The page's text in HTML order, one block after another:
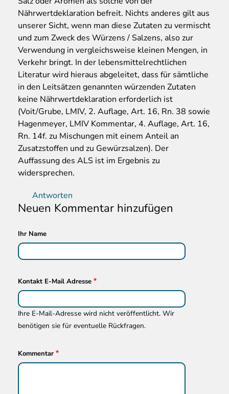
Nährwertdeklaration befreit. Nichts anderes gilt aus
unserer Sicht, wenn man diese Zutaten zu vermischt
und zum Zweck des Würzens / Salzens, also zur
Verwendung in vergleichsweise kleinen Mengen, in
Verkehr bringt. In der lebensmittelrechtlichen
Literatur wird hieraus abgeleitet, dass für sämtliche
in den Leitsätzen genannten würzenden Zutaten
keine Nährwertdeklaration erforderlich ist
(Voit/Grube, LMIV, 2. Auflage, Art. 16, Rn. 38 sowie
Hagenmeyer, LMIV Kommentar, 4. Auflage, Art. 16,
Rn. 14f. zu Mischungen mit einem Anteil an
Zusatzstoffen und zu Gewürzsalzen). Der
Auffassung des ALS ist im Ergebnis zu
widersprechen.
Antworten
Neuen Kommentar hinzufügen
Ihr Name
Kontakt E-Mail Adresse
Ihre E-Mail-Adresse wird nicht veröffentlicht. Wir
benötigen sie für eventuelle Rückfragen.
Kommentar